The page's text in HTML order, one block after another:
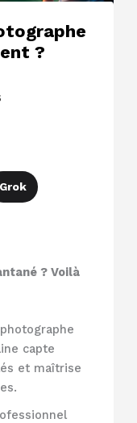
?
Grok
? Voilà
capte
et maîtrise